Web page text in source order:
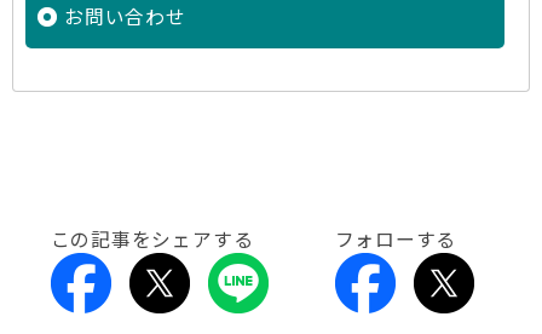
お問い合わせ
この記事をシェアする フォローする